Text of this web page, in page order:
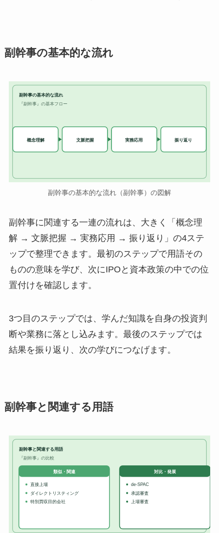
副幹事の基本的な流れ
副幹事の基本的な流れ
『副幹事』の基本フロー
概念理解 文脈把握 実務応用 振り返り
副幹事の基本的な流れ（副幹事）の図解
副幹事に関連する一連の流れは、大きく「概念理
解 → 文脈把握 → 実務応用 → 振り返り」の4ステ
ップで整理できます。最初のステップで用語その
ものの意味を学び、次にIPOと資本政策の中での位
置付けを確認します。
3つ目のステップでは、学んだ知識を自身の投資判
断や業務に落とし込みます。最後のステップでは
結果を振り返り、次の学びにつなげます。
副幹事と関連する用語
副幹事と関連する用語
『副幹事』の比較
類似・関連
直接上場
ダイレクトリスティング
特別買収目的会社
対比・発展
de-SPAC
承認審査
上場審査